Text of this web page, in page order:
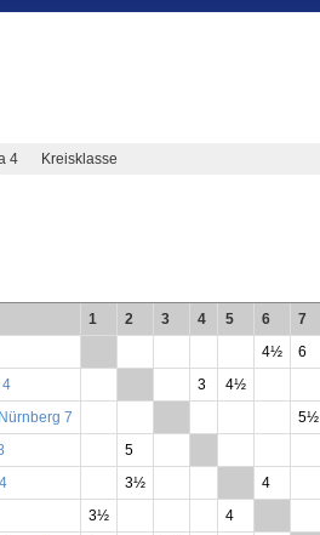
4 Kreisklasse
1 2 3 4 5 6 7
4½ 6
4 3 4½
7 5½
5
3½ 4
3½ 4